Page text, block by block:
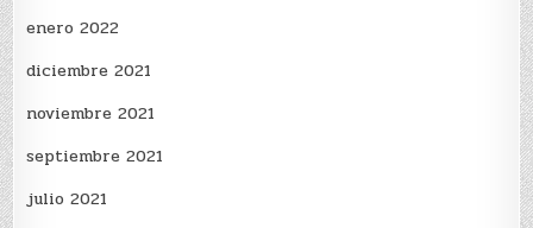
enero 2022
diciembre 2021
noviembre 2021
septiembre 2021
julio 2021